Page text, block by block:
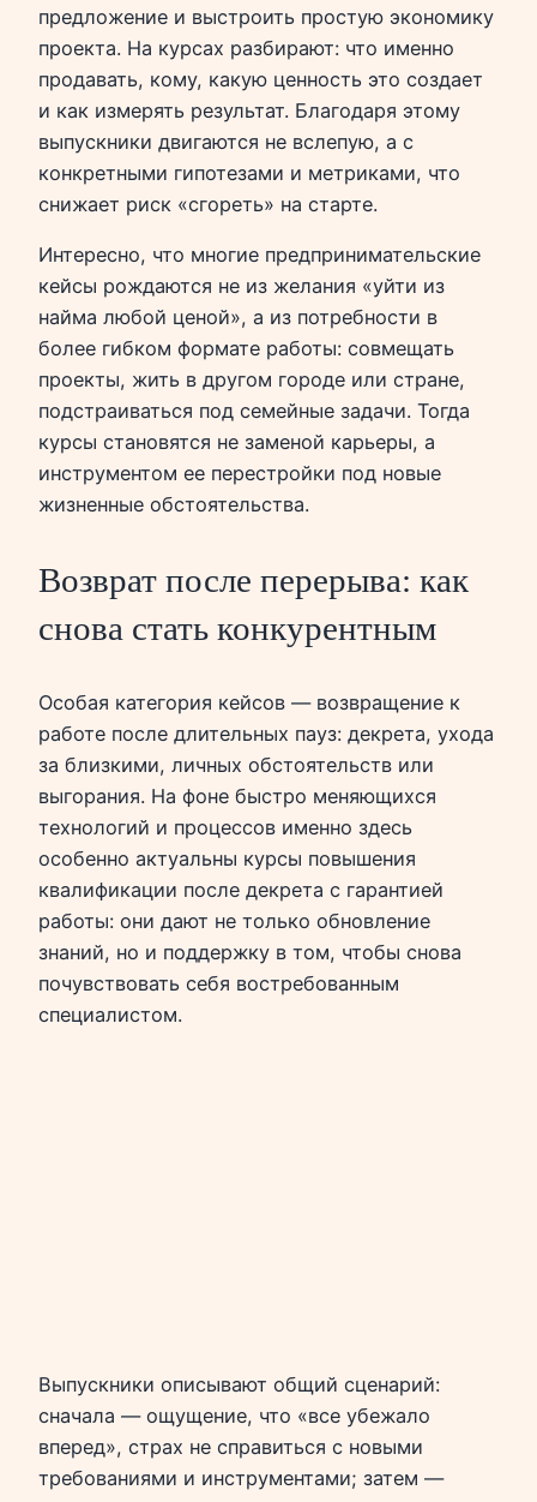
предложение и выстроить простую экономику
проекта. На курсах разбирают: что именно
продавать, кому, какую ценность это создает
и как измерять результат. Благодаря этому
выпускники двигаются не вслепую, а с
конкретными гипотезами и метриками, что
снижает риск «сгореть» на старте.
Интересно, что многие предпринимательские
кейсы рождаются не из желания «уйти из
найма любой ценой», а из потребности в
более гибком формате работы: совмещать
проекты, жить в другом городе или стране,
подстраиваться под семейные задачи. Тогда
курсы становятся не заменой карьеры, а
инструментом ее перестройки под новые
жизненные обстоятельства.
Возврат после перерыва: как
снова стать конкурентным
Особая категория кейсов — возвращение к
работе после длительных пауз: декрета, ухода
за близкими, личных обстоятельств или
выгорания. На фоне быстро меняющихся
технологий и процессов именно здесь
особенно актуальны курсы повышения
квалификации после декрета с гарантией
работы: они дают не только обновление
знаний, но и поддержку в том, чтобы снова
почувствовать себя востребованным
специалистом.
Выпускники описывают общий сценарий:
сначала — ощущение, что «все убежало
вперед», страх не справиться с новыми
требованиями и инструментами; затем —